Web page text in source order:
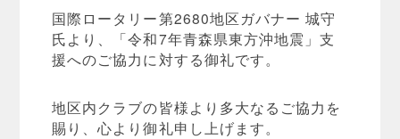
国際ロータリー第2680地区ガバナー 城守
氏より、「令和7年青森県東方沖地震」支
援へのご協力に対する御礼です。
地区内クラブの皆様より多大なるご協力を
賜り、心より御礼申し上げます。